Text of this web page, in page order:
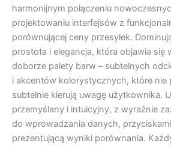
harmonijnym połączeniu
projektowaniu interfejsów z
porównującej ceny przesyłek.
prostota i elegancja, która objawia się
doborze palety barw – subtelnych
i akcentów kolorystycznych, które nie
subtelnie kierują uwagę użytkownika.
przemyślany i intuicyjny, z wyraźnie
do wprowadzania danych,
prezentującą wyniki porównania.